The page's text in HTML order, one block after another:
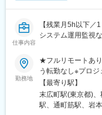
改善を実施
・対面やリモート
・お客様の活用度
・改善を実現する
・提案した内容の
・解決手段の提案
仕事内容
【残業月5h以下
システム運用監視
勤務地
★フルリモートあ
う転勤なし※プロ
首都圏エリア＞ ★
千代田区外神田4-
サテラ】東京都千
【最寄り駅】
末広町駅(東京都)
駅、通町筋駅、岩